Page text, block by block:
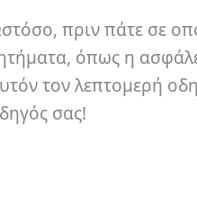
πριν πάτε σε
όπως η
τον λεπτομερή
σας!